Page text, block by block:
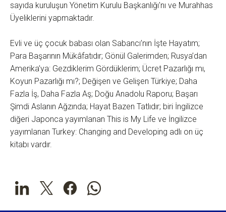
sayıda kuruluşun Yönetim Kurulu Başkanlığı'nı ve Murahhas
Üyeliklerini yapmaktadır.
Evli ve üç çocuk babası olan Sabancı’nın İşte Hayatım;
Para Başarının Mükâfatıdır; Gönül Galerimden; Rusya’dan
Amerika’ya: Gezdiklerim Gördüklerim; Ücret Pazarlığı mı,
Koyun Pazarlığı mı?; Değişen ve Gelişen Türkiye; Daha
Fazla İş, Daha Fazla Aş; Doğu Anadolu Raporu; Başarı
Şimdi Aslanın Ağzında; Hayat Bazen Tatlıdır; biri İngilizce
diğeri Japonca yayımlanan This is My Life ve İngilizce
yayımlanan Turkey: Changing and Developing adlı on üç
kitabı vardır.